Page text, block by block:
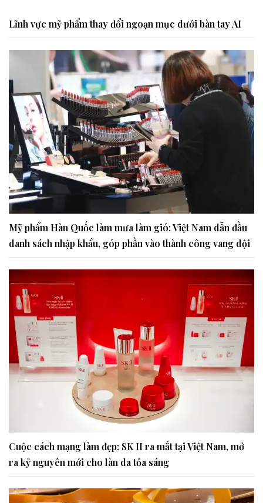
Lĩnh vực mỹ phẩm thay đổi ngoạn mục dưới bàn tay AI
Mỹ phẩm Hàn Quốc làm mưa làm gió: Việt Nam dẫn đầu
danh sách nhập khẩu, góp phần vào thành công vang dội
Cuộc cách mạng làm đẹp: SK II ra mắt tại Việt Nam, mở
ra kỷ nguyên mới cho làn da tỏa sáng